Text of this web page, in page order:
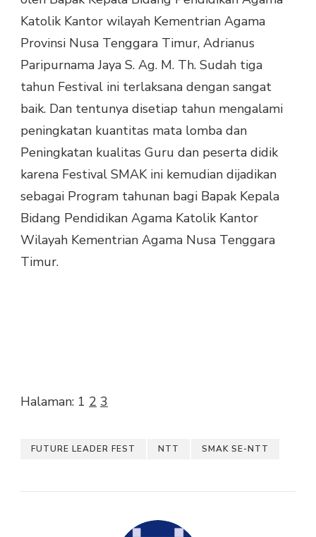
NTT
Katolik Kantor wilayah Kementrian Agama
Provinsi Nusa Tenggara Timur, Adrianus
Paripurnama Jaya S. Ag. M. Th. Sudah tiga
tahun Festival ini terlaksana dengan sangat
baik. Dan tentunya disetiap tahun mengalami
peningkatan kuantitas mata lomba dan
Peningkatan kualitas Guru dan peserta didik
karena Festival SMAK ini kemudian dijadikan
sebagai Program tahunan bagi Bapak Kepala
Bidang Pendidikan Agama Katolik Kantor
Wilayah Kementrian Agama Nusa Tenggara
Timur.
Halaman: 1 2 3
FUTURE LEADER FEST NTT SMAK SE-NTT